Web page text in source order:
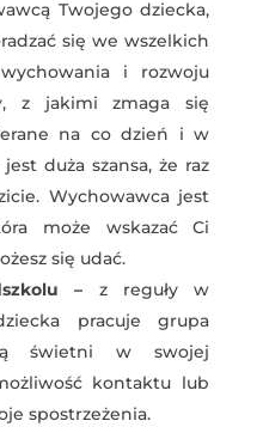
Twojego dziecka,
się we wszelkich
i rozwoju
z jakimi zmaga się
na co dzień i w
duża szansa, że raz
Wychowawca jest
może wskazać Ci
się udać.
– z reguły w
pracuje grupa
świetni w swojej
kontaktu lub
spostrzeżenia.